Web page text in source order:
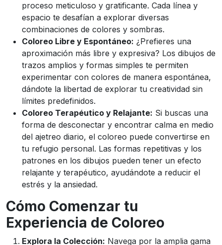
proceso meticuloso y gratificante. Cada línea y
espacio te desafían a explorar diversas
combinaciones de colores y sombras.
Coloreo Libre y Espontáneo: ¿Prefieres una
aproximación más libre y expresiva? Los dibujos de
trazos amplios y formas simples te permiten
experimentar con colores de manera espontánea,
dándote la libertad de explorar tu creatividad sin
límites predefinidos.
Coloreo Terapéutico y Relajante: Si buscas una
forma de desconectar y encontrar calma en medio
del ajetreo diario, el coloreo puede convertirse en
tu refugio personal. Las formas repetitivas y los
patrones en los dibujos pueden tener un efecto
relajante y terapéutico, ayudándote a reducir el
estrés y la ansiedad.
Cómo Comenzar tu
Experiencia de Coloreo
Explora la Colección: Navega por la amplia gama